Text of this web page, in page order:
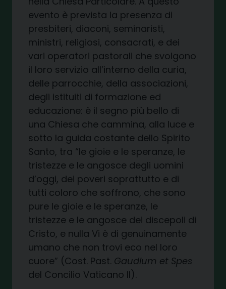
evento è prevista la presenza di
presbiteri, diaconi, seminaristi,
ministri, religiosi, consacrati, e dei
vari operatori pastorali che svolgono
il loro servizio all’interno della curia,
delle parrocchie, della associazioni,
degli istituiti di formazione ed
educazione: è il segno più bello di
una Chiesa che cammina, alla luce e
sotto la guida costante dello Spirito
Santo, tra “le gioie e le speranze, le
tristezze e le angosce degli uomini
d’oggi, dei poveri soprattutto e di
tutti coloro che soffrono, che sono
pure le gioie e le speranze, le
tristezze e le angosce dei discepoli di
Cristo, e nulla Vi è di genuinamente
umano che non trovi eco nel loro
cuore” (Cost. Past. Gaudium et Spes
del Concilio Vaticano II).